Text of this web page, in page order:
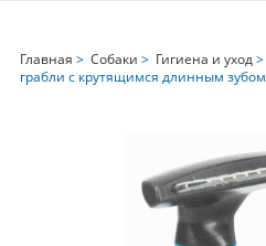
Главная > Собаки > Гигиена и уход>
грабли с крутящимся длинным зубом